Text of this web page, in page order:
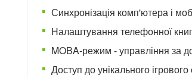
Синхронізація комп'ютера і
Налаштування телефонної
MOBA-режим - управління за
Доступ до унікального